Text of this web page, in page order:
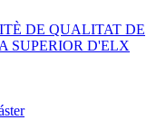
DE QUALITAT DE
SUPERIOR D'ELX